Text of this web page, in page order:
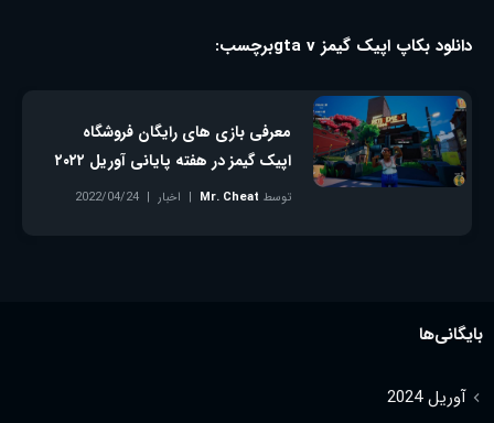
برچسب: دانلود بکاپ اپیک گیمز gta v
معرفی بازی‌ های رایگان فروشگاه
اپیک گیمز در هفته پایانی آوریل ۲۰۲۲
توسط Mr. Cheat اخبار
2022/04/24
بایگانی‌ها
آوریل 2024